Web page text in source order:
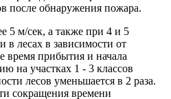
после обнаружения пожара.
5 м/сек, а также при 4 и 5
в лесах в зависимости от
время прибытия и начала
на участках 1 - 3 классов
лесов уменьшается в 2 раза.
сокращения времени